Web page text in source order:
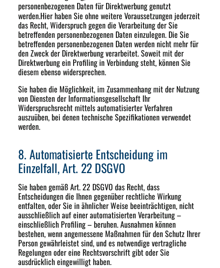
personenbezogenen Datenfür Direktwerbunggenutzt
werden.Hier haben Sie ohne weitere Voraussetzungen jederzeit
das Recht, Widerspruch gegen die Verarbeitung der Sie
betreffenden personenbezogenen Daten einzulegen. Die Sie
betreffenden personenbezogenen Daten werden nicht mehr für
den Zweck der Direktwerbung verarbeitet. Soweit mit der
Direktwerbung ein Profiling in Verbindung steht, können Sie
diesem ebenso widersprechen.
Sie haben die Möglichkeit, im Zusammenhang mit der Nutzung
von Diensten der Informationsgesellschaft Ihr
Widerspruchsrecht mittels automatisierter Verfahren
auszuüben, bei denen technische Spezifikationen verwendet
werden.
8. Automatisierte Entscheidung im
Einzelfall, Art. 22 DSGVO
Sie haben gemäß Art. 22 DSGVO das Recht, dass
Entscheidungen die Ihnen gegenüber rechtliche Wirkung
entfalten, oder Sie in ähnlicher Weise beeinträchtigen, nicht
ausschließlich auf einer automatisierten Verarbeitung –
einschließlich Profiling – beruhen. Ausnahmen können
bestehen, wenn angemessene Maßnahmen für den Schutz Ihrer
Person gewährleistet sind, und es notwendige vertragliche
Regelungen oder eine Rechtsvorschrift gibt oder Sie
ausdrücklich eingewilligt haben.